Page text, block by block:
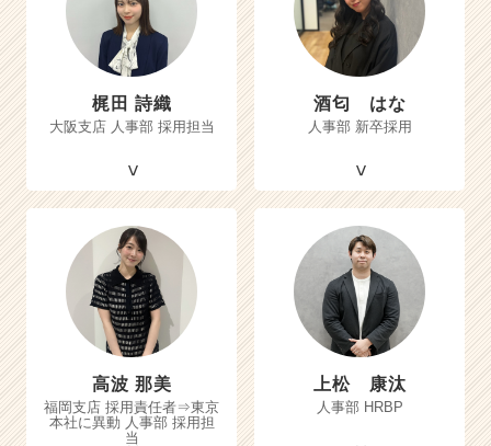
梶田 詩織
大阪支店 人事部 採用担当
酒匂 はな
人事部 新卒採用
高波 那美
福岡支店 採用責任者⇒東京
本社に異動 人事部 採用担
当
上松 康汰
人事部 HRBP